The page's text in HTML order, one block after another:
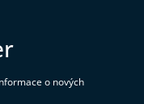
o nových